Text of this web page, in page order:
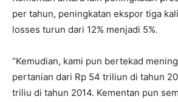
per tahun, peningkatan ekspor tiga
losses turun dari 12% menjadi 5%.
“Kemudian, kami pun bertekad
pertanian dari Rp 54 triliun di tahun
triliu di tahun 2014. Kementan pun